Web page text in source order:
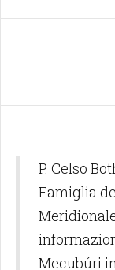
P. Celso
Famiglia
Mecubúri